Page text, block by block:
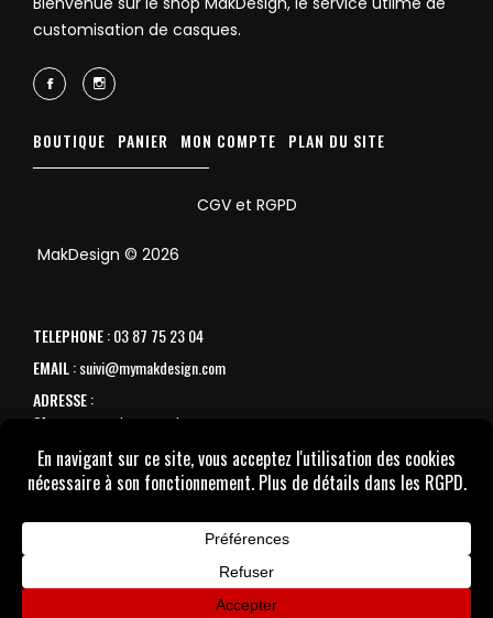
customisation de casques.
BOUTIQUE PANIER MON COMPTE PLAN DU SITE
CGV et RGPD
MakDesign © 2026
TELEPHONE: 03 87 75 23 04
EMAIL: suivi@mymakdesign.com
ADRESSE:
31 avenue de Strasbourg
57070 Metz
SAV :